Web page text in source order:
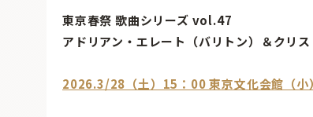
東京春祭 歌曲シリーズ vol.47
アドリアン・エレート（バリトン）＆クリス
2026.3/28（土）15：00 東京文化会館（小）